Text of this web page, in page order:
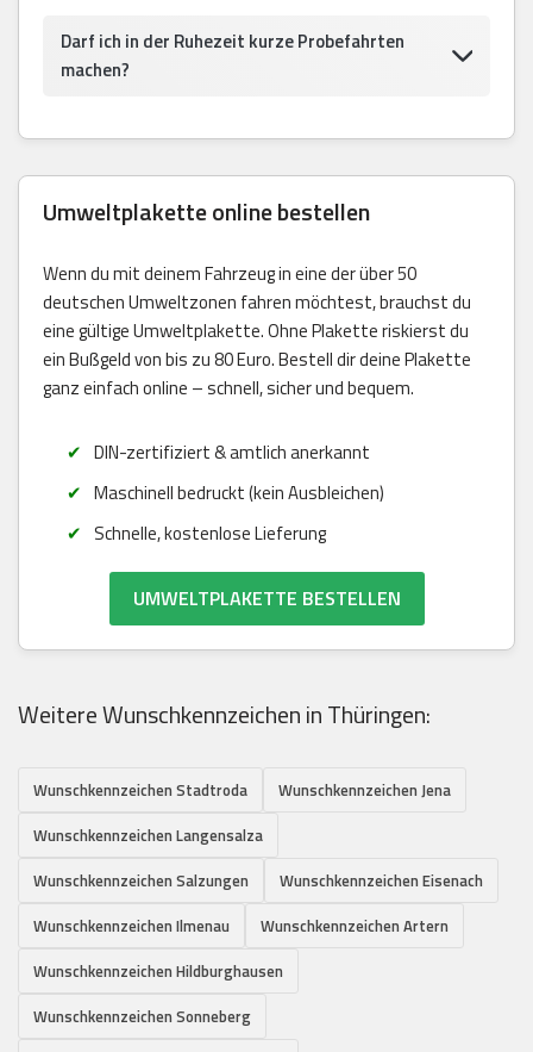
Darf ich in der Ruhezeit kurze Probefahrten
machen?
Umweltplakette online bestellen
Wenn du mit deinem Fahrzeug in eine der über 50
deutschen Umweltzonen fahren möchtest, brauchst du
eine gültige Umweltplakette. Ohne Plakette riskierst du
ein Bußgeld von bis zu 80 Euro. Bestell dir deine Plakette
ganz einfach online – schnell, sicher und bequem.
DIN-zertifiziert & amtlich anerkannt
Maschinell bedruckt (kein Ausbleichen)
Schnelle, kostenlose Lieferung
UMWELTPLAKETTE BESTELLEN
Weitere Wunschkennzeichen in Thüringen:
Wunschkennzeichen Stadtroda
Wunschkennzeichen Jena
Wunschkennzeichen Langensalza
Wunschkennzeichen Salzungen
Wunschkennzeichen Eisenach
Wunschkennzeichen Ilmenau
Wunschkennzeichen Artern
Wunschkennzeichen Hildburghausen
Wunschkennzeichen Sonneberg